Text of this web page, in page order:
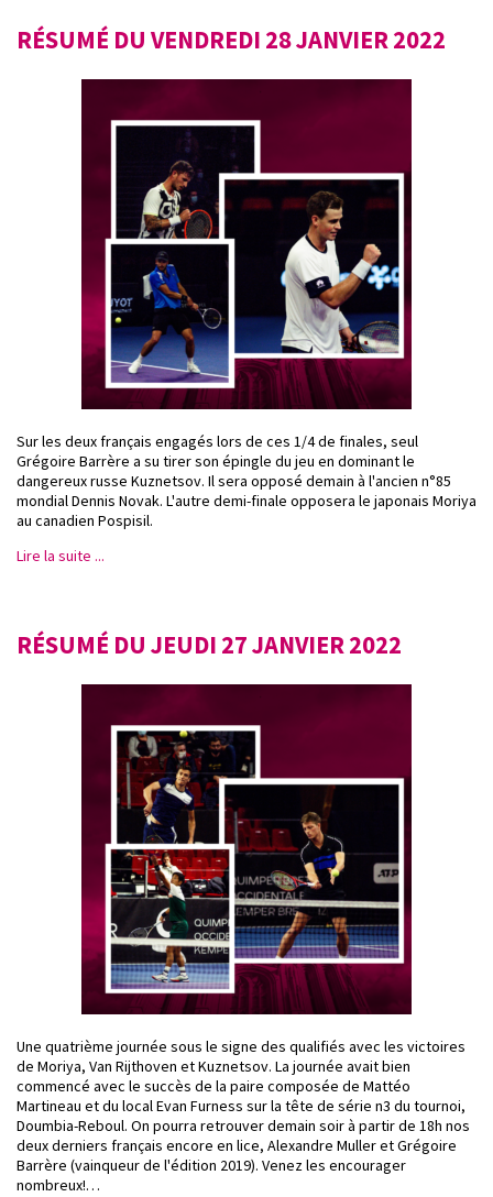
RÉSUMÉ DU VENDREDI 28 JANVIER 2022
Sur les deux français engagés lors de ces 1/4 de finales, seul
Grégoire Barrère a su tirer son épingle du jeu en dominant le
dangereux russe Kuznetsov. Il sera opposé demain à l'ancien n°85
mondial Dennis Novak. L'autre demi-finale opposera le japonais Moriya
au canadien Pospisil.
Lire la suite ...
RÉSUMÉ DU JEUDI 27 JANVIER 2022
Une quatrième journée sous le signe des qualifiés avec les victoires
de Moriya, Van Rijthoven et Kuznetsov. La journée avait bien
commencé avec le succès de la paire composée de Mattéo
Martineau et du local Evan Furness sur la tête de série n3 du tournoi,
Doumbia-Reboul. On pourra retrouver demain soir à partir de 18h nos
deux derniers français encore en lice, Alexandre Muller et Grégoire
Barrère (vainqueur de l'édition 2019). Venez les encourager
nombreux!…